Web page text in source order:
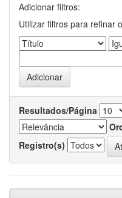
Adicionar filtros:
Utilizar filtros para refinar
Resultados/Página
Registro(s)